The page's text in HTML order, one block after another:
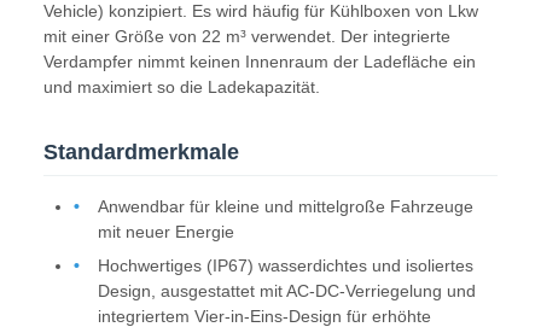
Vehicle) konzipiert. Es wird häufig für Kühlboxen von Lkw
mit einer Größe von 22 m³ verwendet. Der integrierte
Verdampfer nimmt keinen Innenraum der Ladefläche ein
und maximiert so die Ladekapazität.
Standardmerkmale
Anwendbar für kleine und mittelgroße Fahrzeuge
mit neuer Energie
Hochwertiges (IP67) wasserdichtes und isoliertes
Design, ausgestattet mit AC-DC-Verriegelung und
integriertem Vier-in-Eins-Design für erhöhte